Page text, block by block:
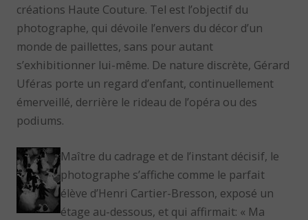
créations Haute Couture. Tel est l’objectif du
photographe, qui dévoile l’envers du décor d’un
monde de paillettes, sans pour autant
s’exhibitionner lui-même. De nature discrète, Gérard
Uféras porte un regard d’enfant, continuellement
émerveillé, derrière le rideau de l’opéra ou des
podiums.
Maître du cadrage et de l’instant décisif, le
photographe s’affiche comme le parfait
élève d’Henri Cartier-Bresson, exposé un
étage au-dessous, et qui affirmait: « Ma